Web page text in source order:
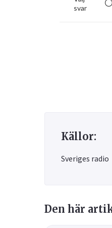
Källor:
Sveriges radio
Den här